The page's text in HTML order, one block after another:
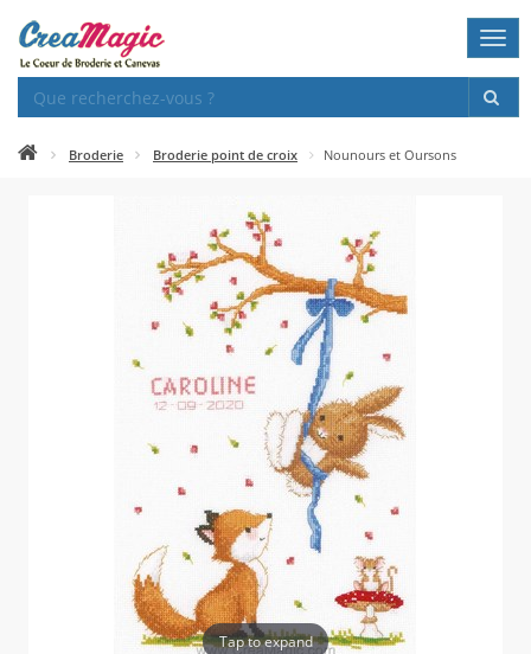
Broderie Broderie point de croix Nounours et Oursons
Tap to expand